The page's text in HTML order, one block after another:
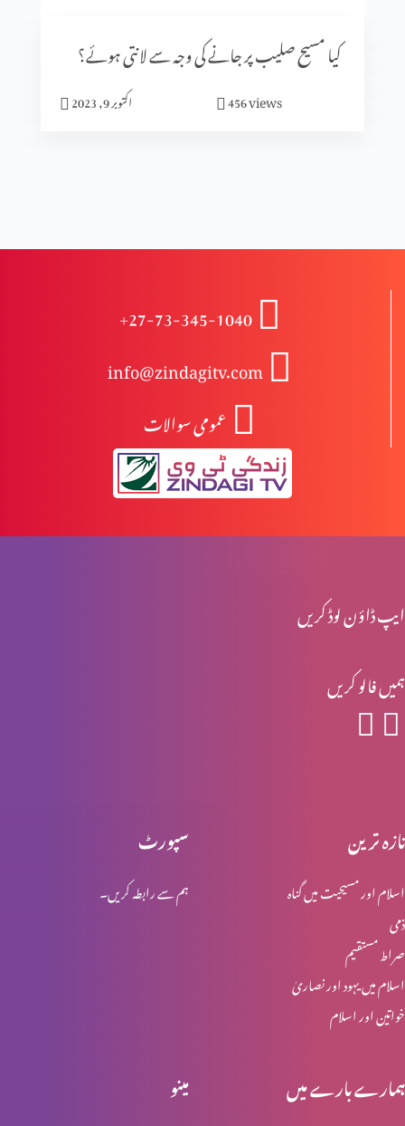
تاریخ میں پیشنگوئیوں کا کردار (حصہ 2)
ابیونی ابتدائی مسیح کیوں نہیں ہوسکتے؟
مسیح کی پرستش تاریخ میں
اخلاقی احتساب: حقیقی راستبازی(حصہ 2)
اخلاقی احتساب: حقیقی راستبازی(حصہ 1)
اخلاقی احتساب : اجر عظیم (حصہ 1)
اخلاقی احتساب: پہاڑی واعظ (حصہ 4)
کیا مسیح صلیب پر جانے کی وجہ سے لانتی ہوئے؟
اکتوبر 9, 2023 456views
+27-73-345-1040
info@zindagitv.com
عمومی سوالات
ایپ ڈاؤن لوڈ کریں
ہمیں فالو کریں
سپورٹ
ہم سے رابطہ کریں۔
تازہ ترین
اسلام اور مسیحیت میں گناہ
ذمی
صراط مستقیم
اسلام میں یہود اور نصاریٰ
خواتین اور اسلام
مینو ہمارے بارے میں